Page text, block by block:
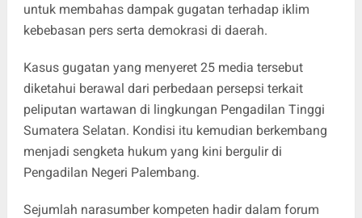
untuk membahas dampak gugatan terhadap iklim
kebebasan pers serta demokrasi di daerah.
Kasus gugatan yang menyeret 25 media tersebut
diketahui berawal dari perbedaan persepsi terkait
peliputan wartawan di lingkungan Pengadilan Tinggi
Sumatera Selatan. Kondisi itu kemudian berkembang
menjadi sengketa hukum yang kini bergulir di
Pengadilan Negeri Palembang.
Sejumlah narasumber kompeten hadir dalam forum